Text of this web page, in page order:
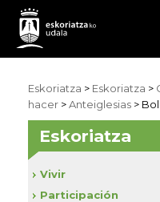
Eskoriatza > Eskoriatza >
hacer >Anteiglesias >
Eskoriatza
Vivir
Participación